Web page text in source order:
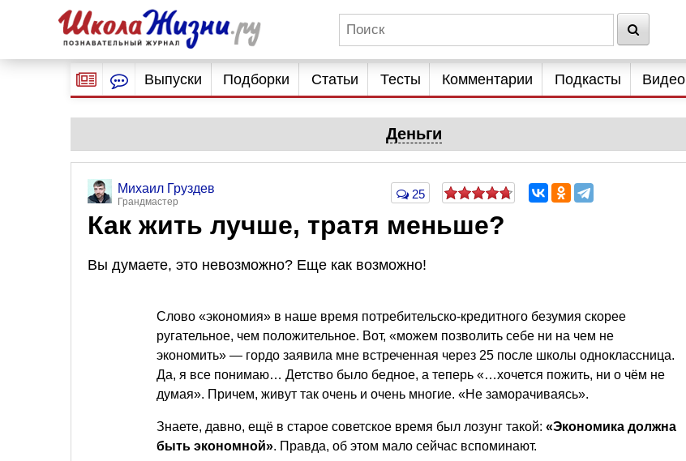
Выпуски Подборки Статьи Тесты Комментарии Подкасты Видео
Деньги
Михаил Груздев
Грандмастер
25
Как жить лучше, тратя меньше?
Вы думаете, это невозможно? Еще как возможно!
Слово «экономия» в наше время потребительско-кредитного безумия скорее
ругательное, чем положительное. Вот, «можем позволить себе ни на чем не
экономить» — гордо заявила мне встреченная через 25 после школы одноклассница.
Да, я все понимаю… Детство было бедное, а теперь «…хочется пожить, ни о чём не
думая». Причем, живут так очень и очень многие. «Не заморачиваясь».
Знаете, давно, ещё в старое советское время был лозунг такой: «Экономика должна
быть экономной». Правда, об этом мало сейчас вспоминают.